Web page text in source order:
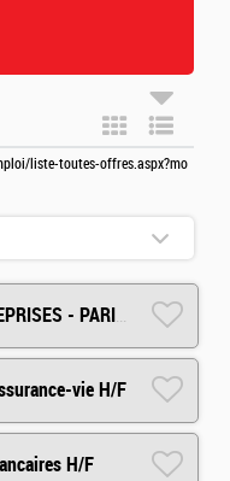
liste-toutes-offres.aspx?mo
RESPONSABLE CLIENTÈLE ENTREPRISES - PARIS - H/F
vie H/F
H/F